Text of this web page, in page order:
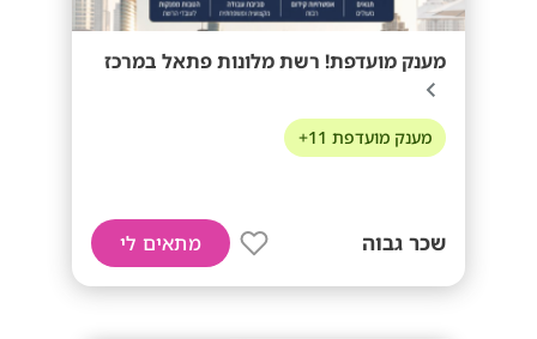
מענק מועדפת! רשת מלונות פתאל במרכז
מענק מועדפת 11+
שכר גבוה מתאים לי